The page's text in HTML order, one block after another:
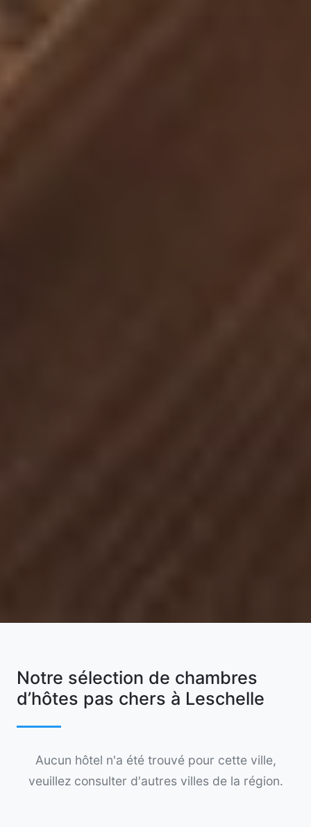
Notre sélection de chambres
d’hôtes pas chers à Leschelle
Aucun hôtel n'a été trouvé pour cette ville,
veuillez consulter d'autres villes de la région.